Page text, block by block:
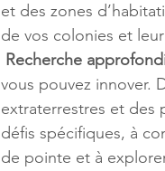
et des zones
de vos colonies et
Recherche
vous pouvez innover.
extraterrestres et des
défis spécifiques, à
de pointe et à